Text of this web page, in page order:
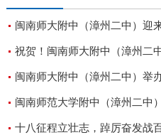
闽南师大附中（漳州二中）迎
闽南师大附中（漳州二中）举